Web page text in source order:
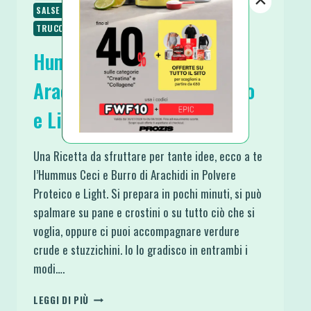
SALSE E CONDIMENTI
SPUNTINI E SNACKS
TRUCCHI IN CUCINA
Hummus Ceci e Burro di
Arachidi in Polvere Proteico
e Light
Una Ricetta da sfruttare per tante idee, ecco a te
l’Hummus Ceci e Burro di Arachidi in Polvere
Proteico e Light. Si prepara in pochi minuti, si può
spalmare su pane e crostini o su tutto ciò che si
voglia, oppure ci puoi accompagnare verdure
crude e stuzzichini. Io lo gradisco in entrambi i
modi….
LEGGI DI PIÙ HUMMUS